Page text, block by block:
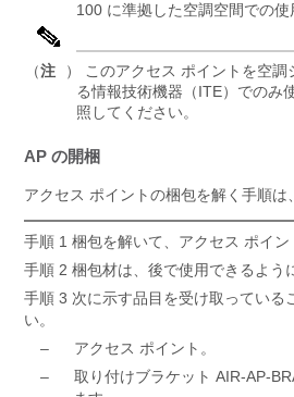
100 に準拠した空調空間での
（注
） このアクセス ポイントを空
る情報技術機器（ITE）でのみ
照してください。
AP の開梱
アクセス ポイントの梱包を解く手順は
手順 1 梱包を解いて、アクセス ポイ
手順 2 梱包材は、後で使用できるよう
手順 3 次に示す品目を受け取っている
い。
–
アクセス ポイント。
–
取り付けブラケット AIR-AP-